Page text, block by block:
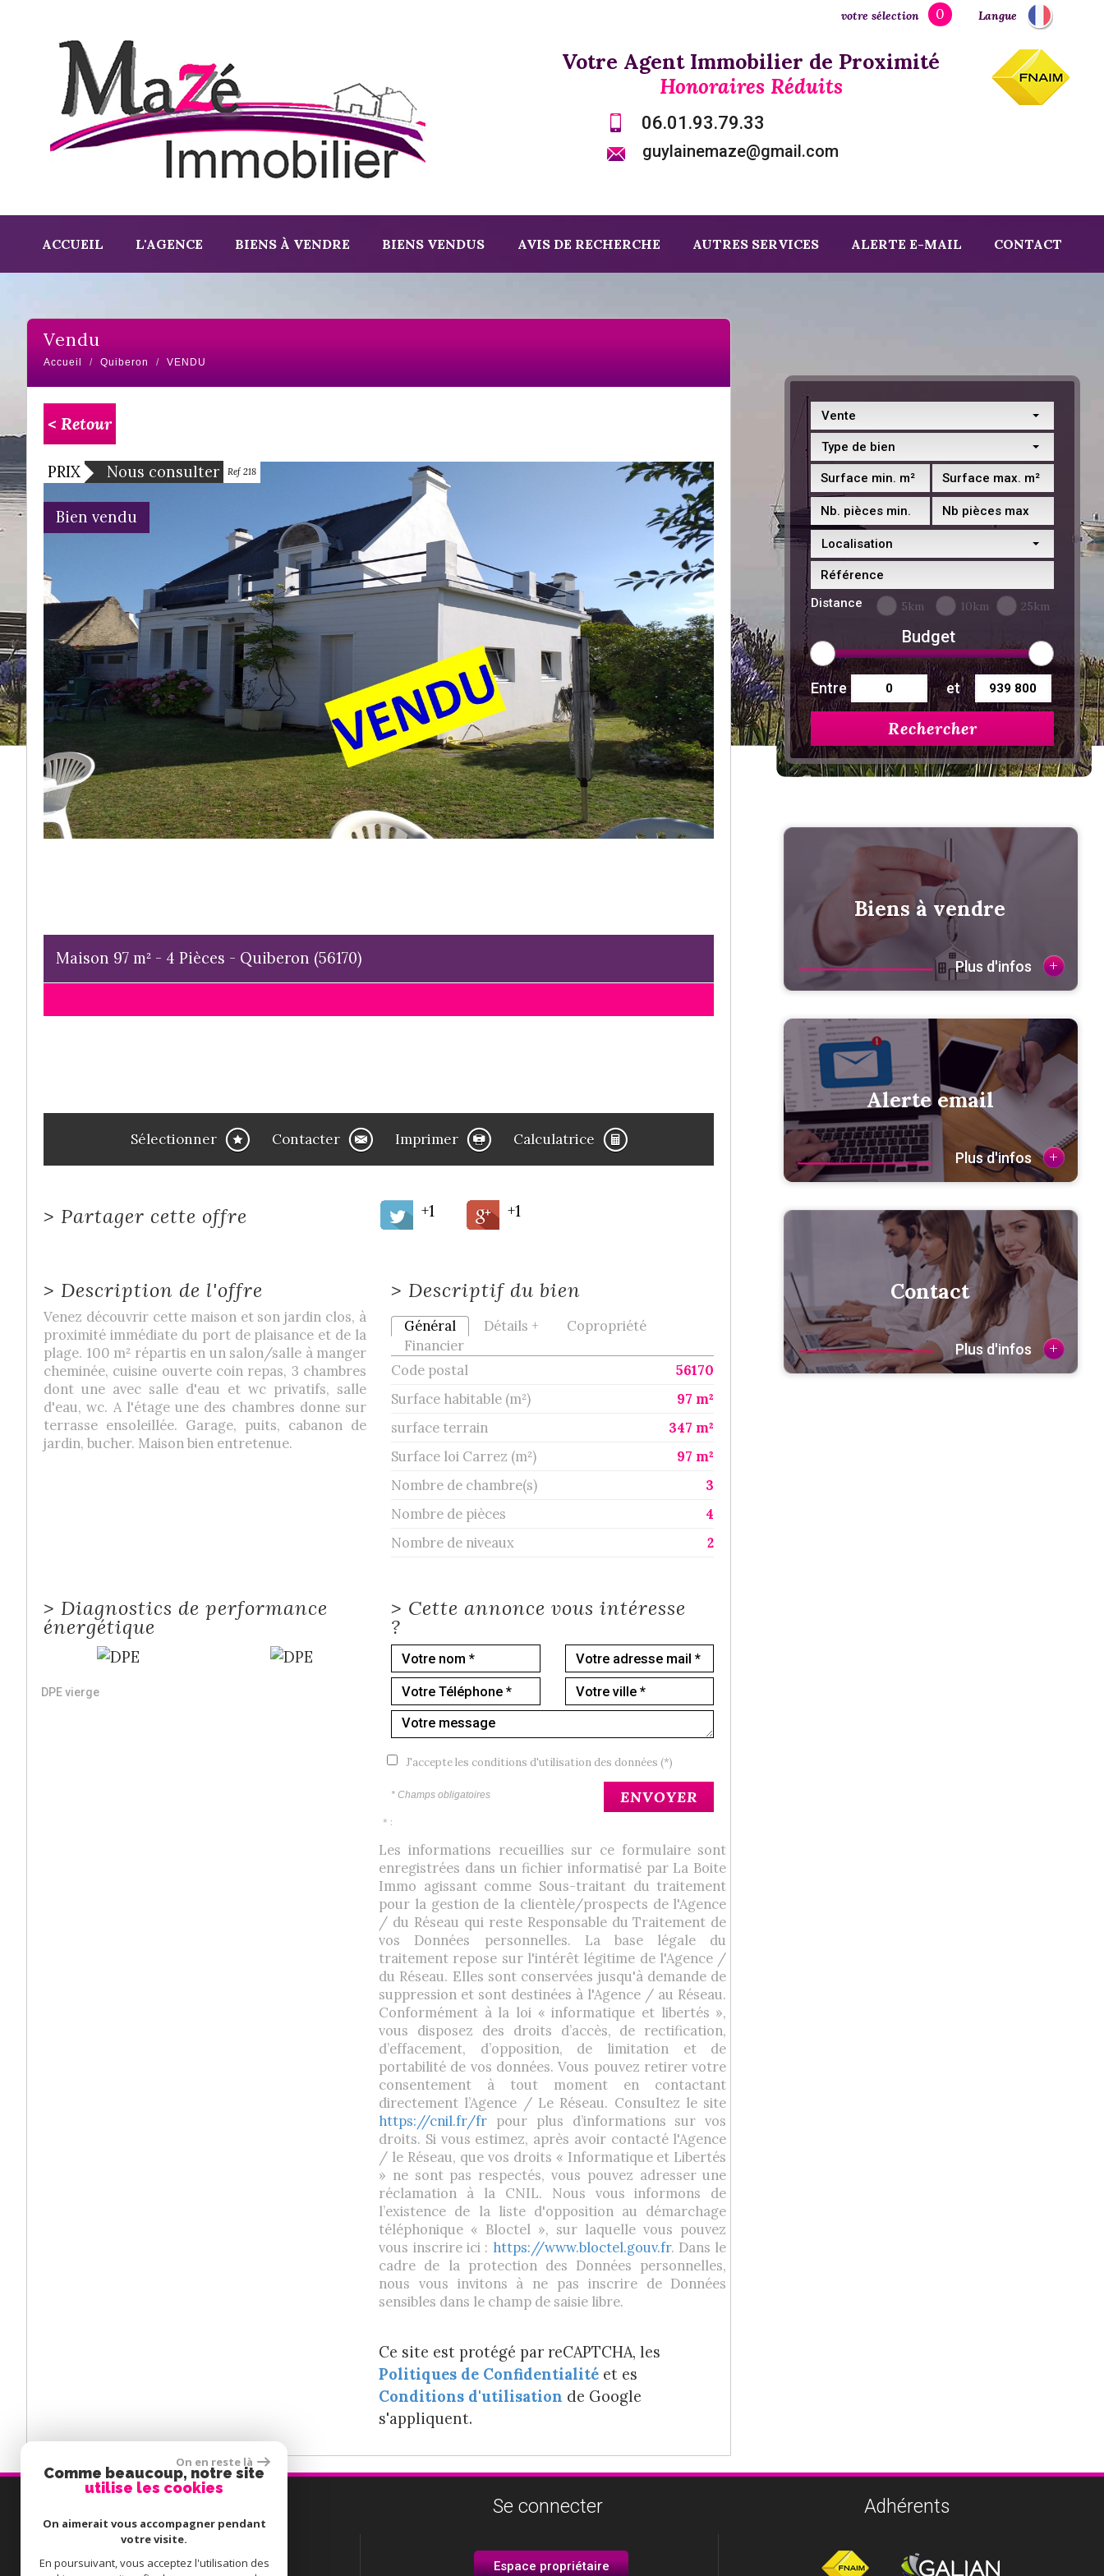
Langue
votre sélection 0
Votre Agent Immobilier de Proximité
Honoraires Réduits
06.01.93.79.33
guylainemaze@gmail.com
ACCUEIL L'AGENCE BIENS À VENDRE BIENS VENDUS AVIS DE RECHERCHE AUTRES SERVICES ALERTE E-MAIL CONTACT
Vente
Type de bien
Localisation
Distance 5km 10km 25km
Budget
Entre et
Rechercher
vendu
Accueil Quiberon VENDU
< Retour
Maison 97 m² - 4 Pièces - Quiberon (56170)
PRIX Nous consulter Ref 218
Bien vendu
Sélectionner Contacter Imprimer Calculatrice
> Partager cette offre +1 +1
> Description de l'offre
Venez découvrir cette maison et son jardin clos, à
proximité immédiate du port de plaisance et de la
plage. 100 m² répartis en un salon/salle à manger
cheminée, cuisine ouverte coin repas, 3 chambres
dont une avec salle d'eau et wc privatifs, salle
d'eau, wc. A l'étage une des chambres donne sur
terrasse ensoleillée. Garage, puits, cabanon de
jardin, bucher. Maison bien entretenue.
> Descriptif du bien
Général Détails +
Copropriété
Financier
Code postal
56170
Surface habitable (m²)
97 m²
surface terrain
347 m²
Surface loi Carrez (m²)
97 m²
Nombre de chambre(s)
3
Nombre de pièces
4
Nombre de niveaux
2
> Diagnostics de performance
énergétique
DPE vierge
> Cette annonce vous intéresse
?
J'accepte les conditions d'utilisation des données (*)
* Champs obligatoires ENVOYER
* :
Les informations recueillies sur ce formulaire sont
enregistrées dans un fichier informatisé par La Boite
Immo agissant comme Sous-traitant du traitement
pour la gestion de la clientèle/prospects de l'Agence
/ du Réseau qui reste Responsable du Traitement de
vos Données personnelles. La base légale du
traitement repose sur l'intérêt légitime de l'Agence /
du Réseau. Elles sont conservées jusqu'à demande de
suppression et sont destinées à l'Agence / au Réseau.
Conformément à la loi « informatique et libertés »,
vous disposez des droits d’accès, de rectification,
d’effacement, d’opposition, de limitation et de
portabilité de vos données. Vous pouvez retirer votre
consentement à tout moment en contactant
directement l’Agence / Le Réseau. Consultez le site
https://cnil.fr/fr pour plus d’informations sur vos
droits. Si vous estimez, après avoir contacté l'Agence
/ le Réseau, que vos droits « Informatique et Libertés
» ne sont pas respectés, vous pouvez adresser une
réclamation à la CNIL. Nous vous informons de
l’existence de la liste d'opposition au démarchage
téléphonique « Bloctel », sur laquelle vous pouvez
vous inscrire ici : https://www.bloctel.gouv.fr. Dans le
cadre de la protection des Données personnelles,
nous vous invitons à ne pas inscrire de Données
sensibles dans le champ de saisie libre.
Ce site est protégé par reCAPTCHA, les
Politiques de Confidentialité et es
Conditions d'utilisation de Google
s'appliquent.
Biens à vendre
Plus d'infos +
Alerte email
Plus d'infos +
Contact
Plus d'infos +
02 56 54 68 18
E-MAIL :guylainemaze@gmail.com
Se connecter
Espace propriétaire
Adhérents
On en reste là
Comme beaucoup, notre site
utilise les cookies
On aimerait vous accompagner pendant
votre visite.
En poursuivant, vous acceptez l'utilisation des